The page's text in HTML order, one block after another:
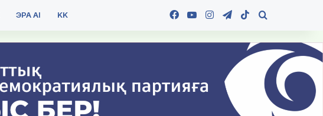
ЭРА AI KK Facebook
YouTubeInstagramTelegram
TikTok